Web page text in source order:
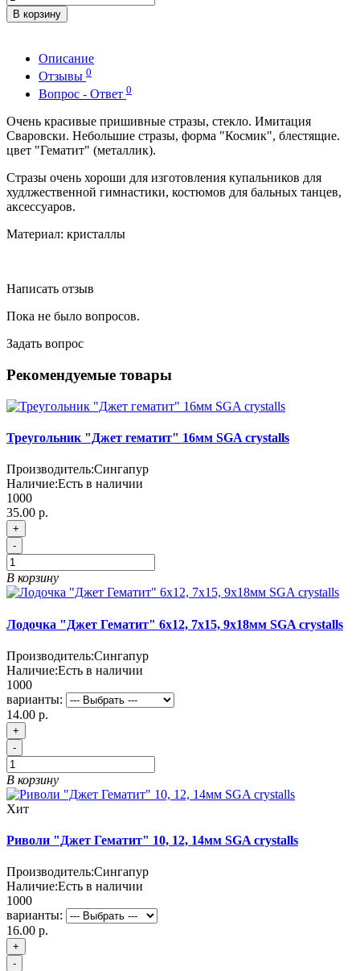
В корзину
Описание
Отзывы 0
Вопрос - Ответ 0
Очень красивые пришивные стразы, стекло. Имитация
Сваровски. Небольшие стразы, форма "Космик", блестящие.
цвет "Гематит" (металлик).
Стразы очень хороши для изготовления купальников для
худлжественной гимнастики, костюмов для бальных танцев,
аксессуаров.
Материал: кристаллы
Написать отзыв
Пока не было вопросов.
Задать вопрос
Рекомендуемые товары
Треугольник "Джет гематит" 16мм SGA crystalls
Производитель:Сингапур
Наличие:Есть в наличии
1000
35.00 р.
+
-
В корзину
Лодочка "Джет Гематит" 6х12, 7х15, 9х18мм SGA crystalls
Производитель:Сингапур
Наличие:Есть в наличии
1000
варианты:
14.00 р.
+
-
В корзину
Хит
Риволи "Джет Гематит" 10, 12, 14мм SGA crystalls
Производитель:Сингапур
Наличие:Есть в наличии
1000
варианты:
16.00 р.
+
-